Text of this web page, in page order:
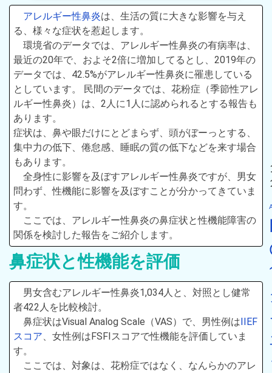
アレルギー性鼻炎は、生活の質に大きな影響を与え
る、様々な症状を惹起します。
環境省のデータでは、アレルギー性鼻炎の有病率は、
最近の20年で、およそ2倍に増加してるとし、2019年の
データでは、42.5%がアレルギー性鼻炎に罹患している
としています。 民間のデータでは、花粉症（季節性アレ
ルギー性鼻炎）は、2人に1人に認められるとする報告も
あります。
症状は、鼻や眼だけにとどまらず、頭がぼーっとする、
集中力の低下、倦怠感、睡眠の質の低下などを来す場合
もあります。
全身性に影響を及ぼすアレルギー性鼻炎ですが、男女
問わず、性機能に影響を及ぼすことが分かってきていま
す。
ここでは、アレルギー性鼻炎の鼻症状と性機能障害の
関係を検討した報告をご紹介します。
鼻症状と性機能を評価
男女含むアレルギー性鼻炎1,034人と、対照とし健常
者422人を比較検討。
鼻症状はVisual Analog Scale（VAS）で、男性例はIIEF
スコア、女性例はFSFIスコアで性機能を評価していま
す。
ここでは、対象は、花粉症ではなく、なんらかのアレ